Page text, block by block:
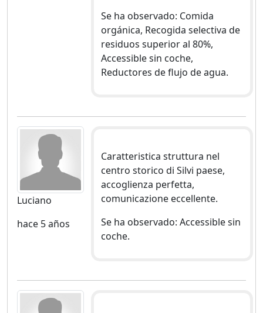
Se ha observado: Comida
orgánica, Recogida selectiva de
residuos superior al 80%,
Accessible sin coche,
Reductores de flujo de agua.
Luciano
hace 5 años
Caratteristica struttura nel
centro storico di Silvi paese,
accoglienza perfetta,
comunicazione eccellente.
Se ha observado: Accessible sin
coche.